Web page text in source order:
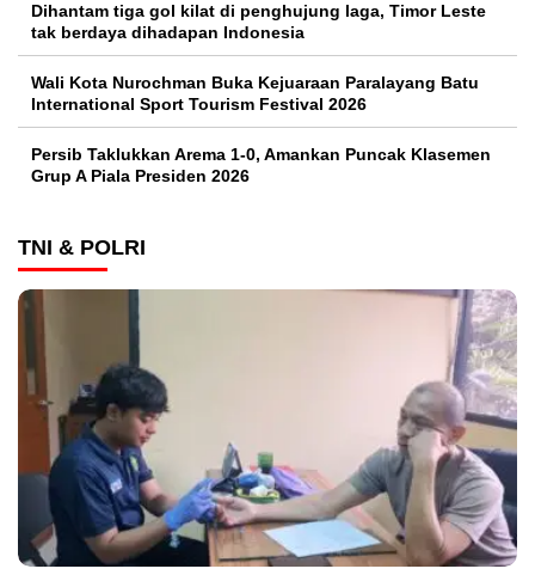
Dihantam tiga gol kilat di penghujung laga, Timor Leste
tak berdaya dihadapan Indonesia
Wali Kota Nurochman Buka Kejuaraan Paralayang Batu
International Sport Tourism Festival 2026
Persib Taklukkan Arema 1-0, Amankan Puncak Klasemen
Grup A Piala Presiden 2026
TNI & POLRI